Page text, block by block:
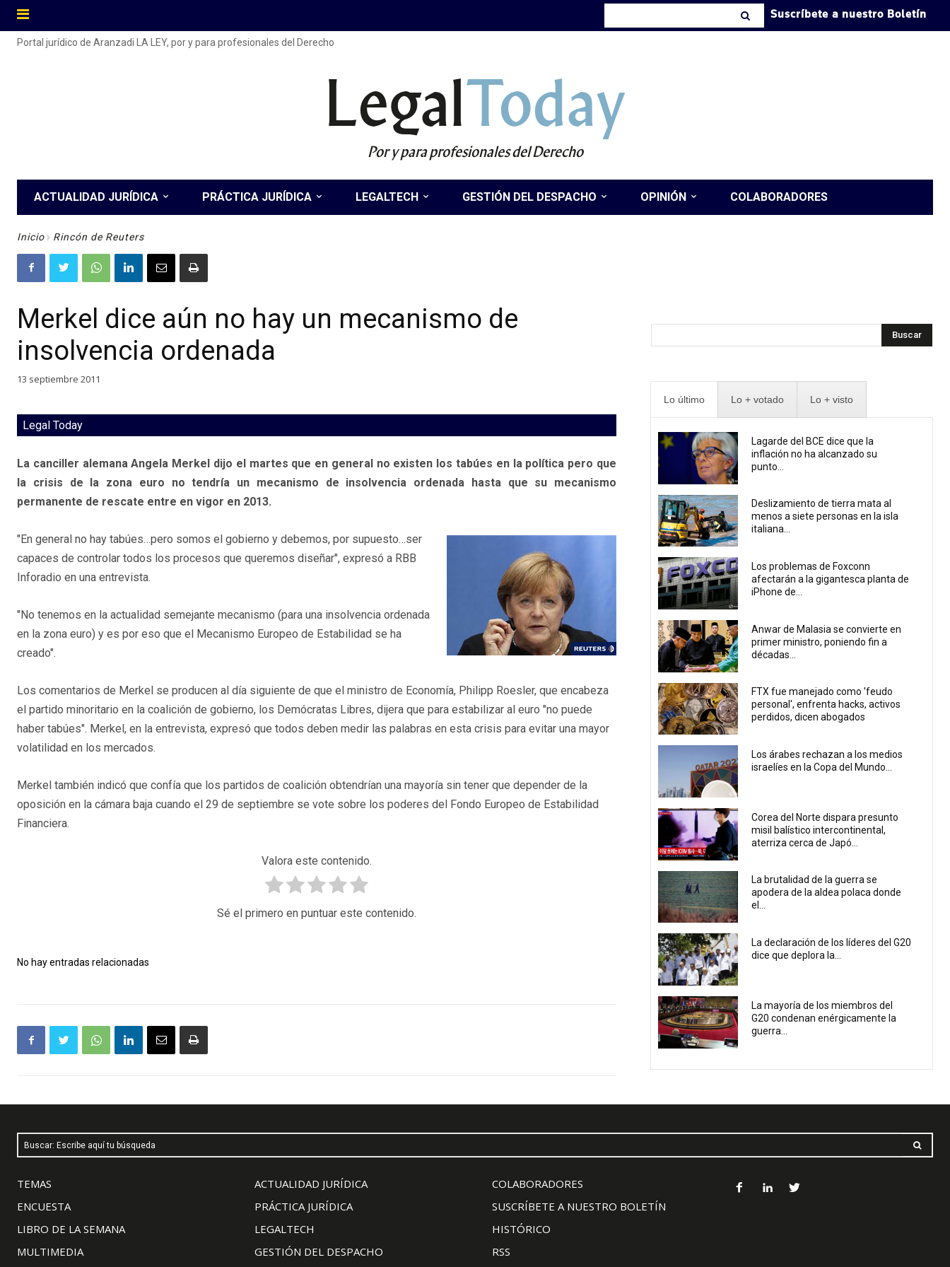
Suscríbete a nuestro Boletín
Portal jurídico de Aranzadi LA LEY, por y para profesionales del Derecho
LegalToday
Por y para profesionales del Derecho
ACTUALIDAD JURÍDICA PRÁCTICA JURÍDICA LEGALTECH GESTIÓN DEL DESPACHO OPINIÓN COLABORADORES
Inicio Rincón de Reuters
Merkel dice aún no hay un mecanismo de
insolvencia ordenada
13 septiembre 2011
Legal Today
La canciller alemana Angela Merkel dijo el martes que en general no existen los tabúes en la política pero que
la crisis de la zona euro no tendría un mecanismo de insolvencia ordenada hasta que su mecanismo
permanente de rescate entre en vigor en 2013.
"En general no hay tabúes…pero somos el gobierno y debemos, por supuesto…ser
capaces de controlar todos los procesos que queremos diseñar", expresó a RBB
Inforadio en una entrevista.
"No tenemos en la actualidad semejante mecanismo (para una insolvencia ordenada
en la zona euro) y es por eso que el Mecanismo Europeo de Estabilidad se ha
creado".
Los comentarios de Merkel se producen al día siguiente de que el ministro de Economía, Philipp Roesler, que encabeza
el partido minoritario en la coalición de gobierno, los Demócratas Libres, dijera que para estabilizar al euro "no puede
haber tabúes". Merkel, en la entrevista, expresó que todos deben medir las palabras en esta crisis para evitar una mayor
volatilidad en los mercados.
Merkel también indicó que confía que los partidos de coalición obtendrían una mayoría sin tener que depender de la
oposición en la cámara baja cuando el 29 de septiembre se vote sobre los poderes del Fondo Europeo de Estabilidad
Financiera.
Valora este contenido.
Sé el primero en puntuar este contenido.
No hay entradas relacionadas
Buscar
Lo último Lo + votado Lo + visto
Lagarde del BCE dice que la
inflación no ha alcanzado su
punto...
Deslizamiento de tierra mata al
menos a siete personas en la isla
italiana...
Los problemas de Foxconn
afectarán a la gigantesca planta de
iPhone de...
Anwar de Malasia se convierte en
primer ministro, poniendo fin a
décadas...
FTX fue manejado como 'feudo
personal', enfrenta hacks, activos
perdidos, dicen abogados
Los árabes rechazan a los medios
israelíes en la Copa del Mundo...
Corea del Norte dispara presunto
misil balístico intercontinental,
aterriza cerca de Japó...
La brutalidad de la guerra se
apodera de la aldea polaca donde
el...
La declaración de los líderes del G20
dice que deplora la...
La mayoría de los miembros del
G20 condenan enérgicamente la
guerra...
Buscar: Escribe aquí tu búsqueda
TEMAS
ENCUESTA
LIBRO DE LA SEMANA
MULTIMEDIA
ACTUALIDAD JURÍDICA
PRÁCTICA JURÍDICA
LEGALTECH
GESTIÓN DEL DESPACHO
COLABORADORES
SUSCRÍBETE A NUESTRO BOLETÍN
HISTÓRICO
RSS